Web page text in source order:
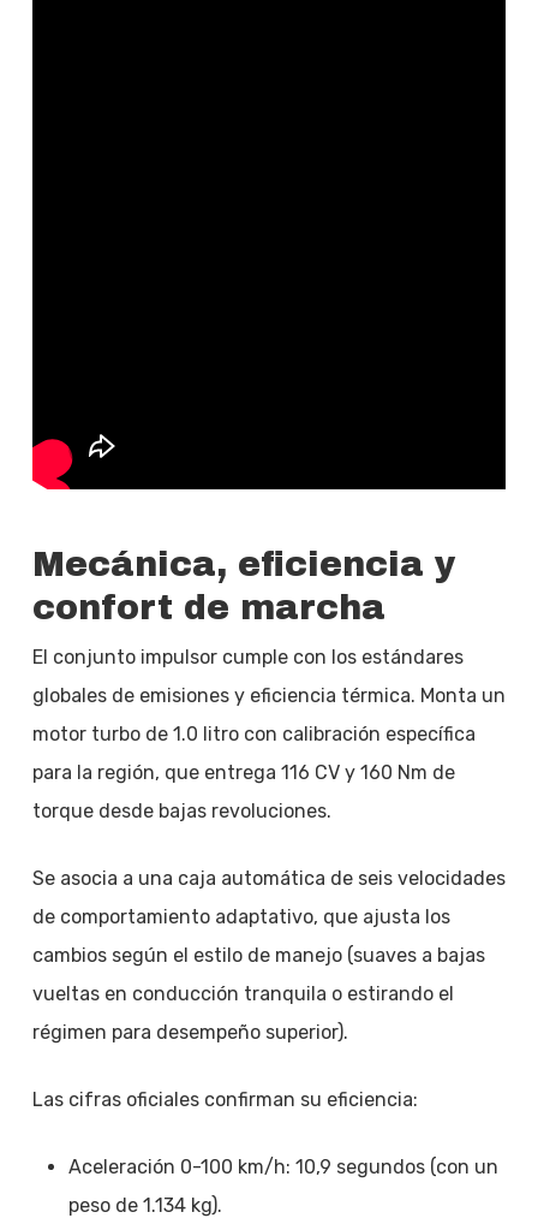
Mecánica, eficiencia y
confort de marcha
El conjunto impulsor cumple con los estándares
globales de emisiones y eficiencia térmica. Monta un
motor turbo de 1.0 litro con calibración específica
para la región, que entrega 116 CV y 160 Nm de
torque desde bajas revoluciones.
Se asocia a una caja automática de seis velocidades
de comportamiento adaptativo, que ajusta los
cambios según el estilo de manejo (suaves a bajas
vueltas en conducción tranquila o estirando el
régimen para desempeño superior).
Las cifras oficiales confirman su eficiencia:
Aceleración 0-100 km/h: 10,9 segundos (con un
peso de 1.134 kg).